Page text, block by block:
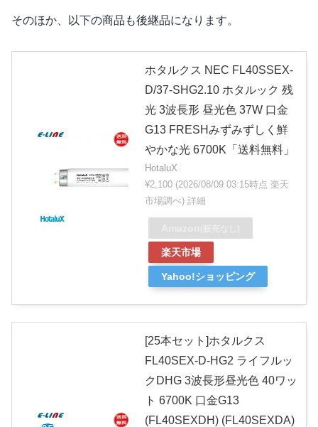
そのほか、以下の商品も後継品になります。
ホタルクス NEC FL40SSEX-
D/37-SHG2.10 ホタルック 残
光 3波長形 昼光色 37W 口金
G13 FRESHみずみずしく鮮
やかな光 6700K「送料無料」
HotaluX
¥2,100 (2026/08/09 03:15時点 楽天
市場調べ) 詳細
楽天市場
Yahoo!ショッピング
[25本セット]ホタルクス
FL40SEX-D-HG2 ライフルッ
クDHG 3波長形昼光色 40ワッ
ト 6700K 口金G13
(FL40SEXDH) (FL40SEXDA)